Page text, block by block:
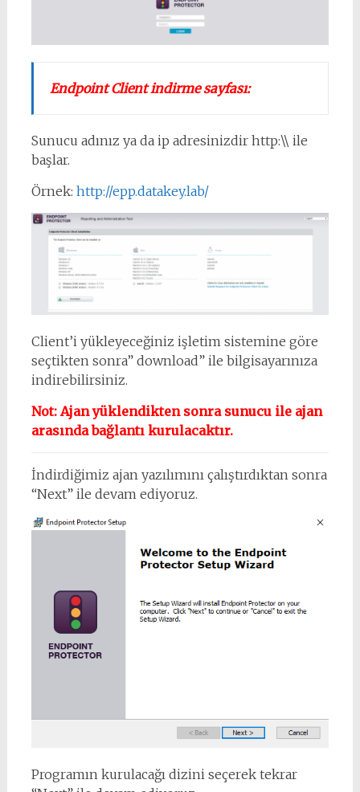
Endpoint Client indirme sayfası:
Sunucu adınız ya da ip adresinizdir http:\\ ile
başlar.
Örnek: http://epp.datakey.lab/
Client’i yükleyeceğiniz işletim sistemine göre
seçtikten sonra” download” ile bilgisayarınıza
indirebilirsiniz.
Not: Ajan yüklendikten sonra sunucu ile ajan
arasında bağlantı kurulacaktır.
İndirdiğimiz ajan yazılımını çalıştırdıktan sonra
“Next” ile devam ediyoruz.
Programın kurulacağı dizini seçerek tekrar